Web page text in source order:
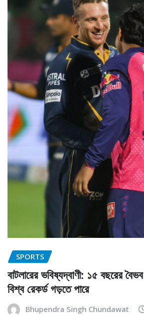
SPORTS
বাটলারের ভবিষ্যদ্বাণী: ১৫ বছরের
বিশ্ব রেকর্ড গড়তে পারে
Bhupendra Singh Chundawat